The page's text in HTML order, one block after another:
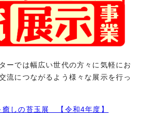
ーでは幅広い世代の方々に気軽にお
流につながるよう様々な展示を行っ
しの苔玉展 【令和4年度】